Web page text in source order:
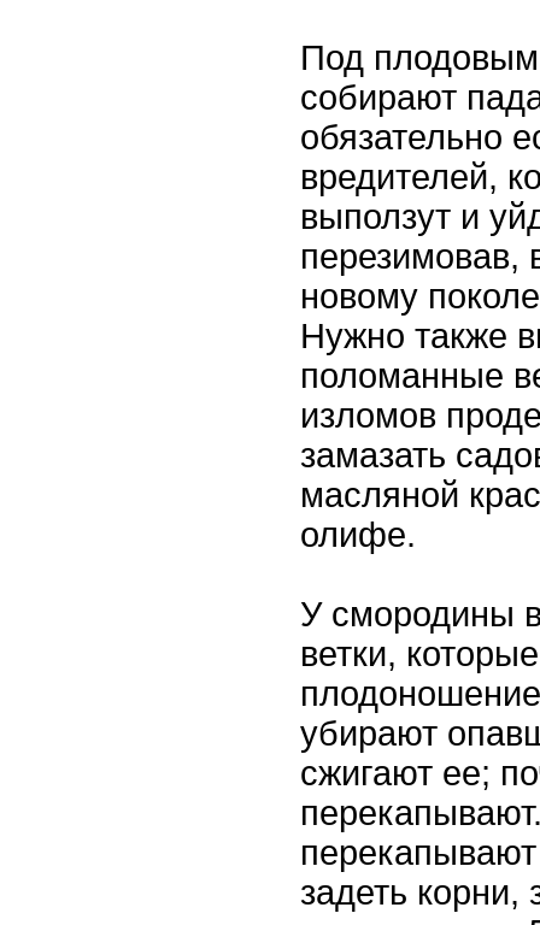
Под
собирают
обязательно
вредителей,
выползут и
перезимовав,
новому
Нужно также
поломанные
изломов
замазать
масляной
олифе.
У смородины
ветки,
убирают
сжигают ее;
задеть корни,